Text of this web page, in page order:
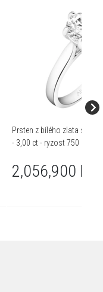
Prsten z bílého zlata s
- 3,00 ct - ryzost 750
2,056,900 Kč